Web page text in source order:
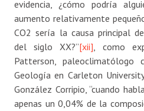
evidencia, ¿cómo podría
aumento relativamente
CO2 sería la causa principal
del siglo XX?”[xii], como
Patterson,​ paleoclimatólogo
Geología en Carleton
González Corripio, “cuando
apenas un 0,04% de la